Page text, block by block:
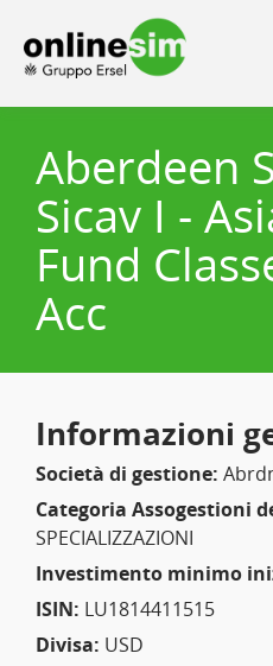
Aberdeen
Sicav I -
Fund
Acc
Informazioni
Società di gestione:
Categoria Assogestioni
SPECIALIZZAZIONI
Investimento minimo
ISIN: LU1814411515
Divisa: USD